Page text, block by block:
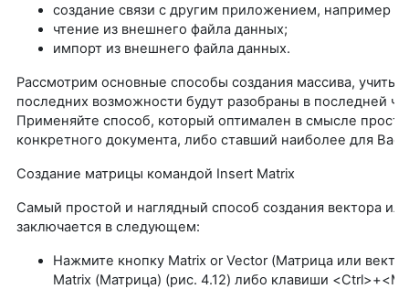
создание связи с другим приложением, например
чтение из внешнего файла данных;
импорт из внешнего файла данных.
Рассмотрим основные способы создания массива,
последних возможности будут разобраны в последней
Применяйте способ, который оптимален в смысле
конкретного документа, либо ставший наиболее для
Создание матрицы командой Insert Matrix
Самый простой и наглядный способ создания вектора
заключается в следующем:
Нажмите кнопку Matrix or Vector (Матрица или
Matrix (Матрица) (рис. 4.12) либо клавиши